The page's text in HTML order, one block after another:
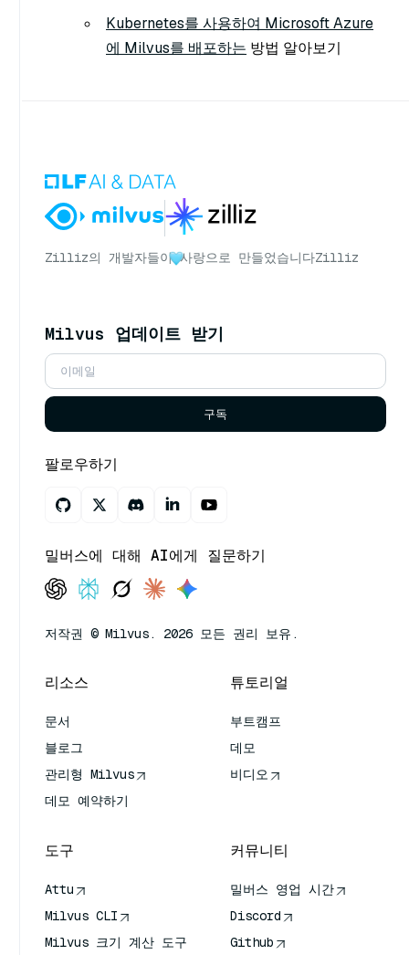
Kubernetes를 사용하여 Microsoft Azure
에 Milvus를 배포하는 방법 알아보기
Zilliz의 개발자들이 사랑으로 만들었습니다Zilliz
Milvus 업데이트 받기
구독
팔로우하기
밀버스에 대해 AI에게 질문하기
저작권 © Milvus. 2026 모든 권리 보유.
리소스
문서
블로그
관리형 Milvus
데모 예약하기
튜토리얼
부트캠프
데모
비디오
도구
Attu
Milvus CLI
Milvus 크기 계산 도구
커뮤니티
밀버스 영업 시간
Discord
Github